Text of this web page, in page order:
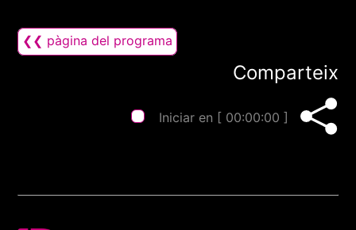
❮❮ pàgina del programa
Comparteix
Iniciar en [ 00:00:00 ]